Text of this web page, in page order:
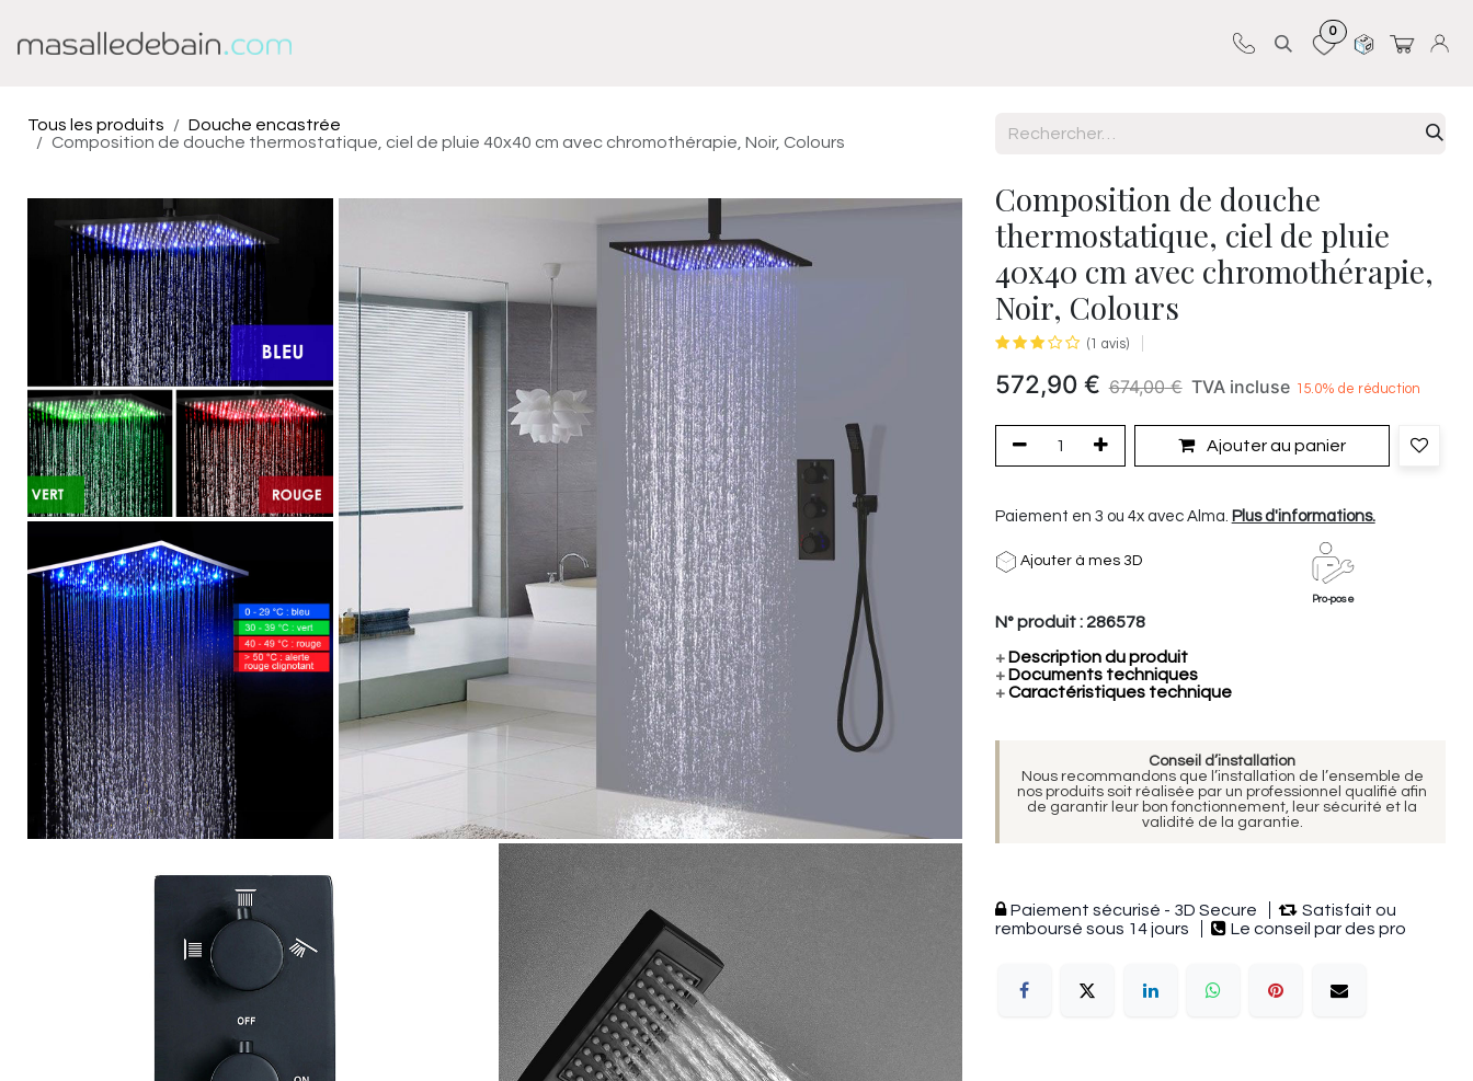
0
Tous les produits
Douche encastrée
Composition de douche thermostatique, ciel de pluie 40x40 cm avec chromothérapie, Noir, Colours
Composition de douche
thermostatique, ciel de pluie
40x40 cm avec chromothérapie,
Noir, Colours
(1 avis)
572,90€ 674,00€ TVA incluse 15.0% de réduction
Ajouter au panier
Paiement en 3 ou 4x avec Alma. Plus d'informations.
Ajouter à mes 3D
Pro-pose
N° produit : 286578
+Description du produit
+Documents techniques
+Caractéristiques technique
Conseil d’installation
Nous recommandons que l’installation de l’ensemble de
nos produits soit réalisée par un professionnel qualifié afin
de garantir leur bon fonctionnement, leur sécurité et la
validité de la garantie.
Paiement sécurisé - 3D Secure
Satisfait ou
remboursé sous 14 jours
Le conseil par des pro